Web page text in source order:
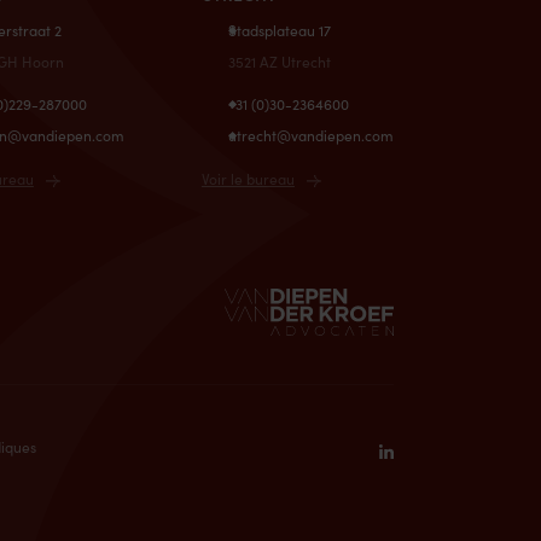
2
Hoorn
287000
Stadsplateau 17
3521 AZ Utrecht
+31 (0)30-2364600
utrecht@vandiepen.com
Voir le bureau